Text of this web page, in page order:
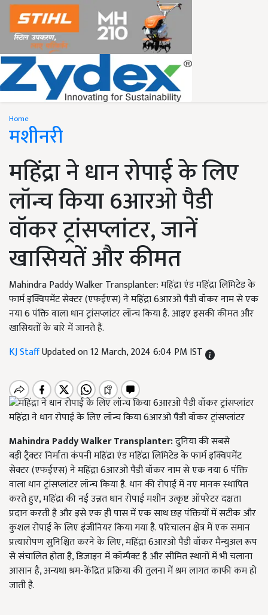
Home
मशीनरी
महिंद्रा ने धान रोपाई के लिए
लॉन्च किया 6आरओ पैडी
वॉकर ट्रांसप्लांटर, जानें
खासियतें और कीमत
Mahindra Paddy Walker Transplanter: महिंद्रा एंड महिंद्रा लिमिटेड के
फार्म इक्विपमेंट सेक्टर (एफईएस) ने महिंद्रा 6आरओ पैडी वॉकर नाम से एक
नया 6 पंक्ति वाला धान ट्रांसप्लांटर लॉन्च किया है. आइए इसकी कीमत और
खासियतों के बारे में जानते हैं.
KJ StaffUpdated on 12 March, 2024 6:04 PM IST
महिंद्रा ने धान रोपाई के लिए लॉन्च किया 6आरओ पैडी वॉकर ट्रांसप्लांटर
Mahindra Paddy Walker Transplanter:दुनिया की सबसे
बड़ी ट्रैक्टर निर्माता कंपनी महिंद्रा एंड महिंद्रा लिमिटेड के फार्म इक्विपमेंट
सेक्टर (एफईएस) ने महिंद्रा 6आरओ पैडी वॉकर नाम से एक नया 6 पंक्ति
वाला धान ट्रांसप्लांटर लॉन्च किया है. धान की रोपाई में नए मानक स्थापित
करते हुए, महिंद्रा की नई उन्नत धान रोपाई मशीन उत्कृष्ट ऑपरेटर दक्षता
प्रदान करती है और इसे एक ही पास में एक साथ छह पंक्तियों में सटीक और
कुशल रोपाई के लिए इंजीनियर किया गया है. परिचालन क्षेत्र में एक समान
प्रत्यारोपण सुनिश्चित करने के लिए, महिंद्रा 6आरओ पैडी वॉकर मैन्युअल रूप
से संचालित होता है, डिजाइन में कॉम्पैक्ट है और सीमित स्थानों में भी चलाना
आसान है, अन्यथा श्रम-केंद्रित प्रक्रिया की तुलना में श्रम लागत काफी कम हो
जाती है.